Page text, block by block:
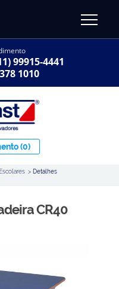
99915-4441
1010
(0)
Escolares >Detalhes
CR40